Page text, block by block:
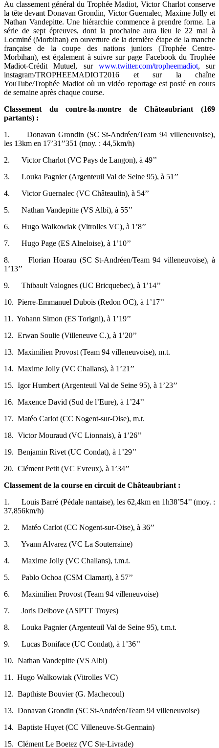
Au classement général du Trophée Madiot, Victor Charlot conserve
la tête devant Donavan Grondin, Victor Guernalec, Maxime Jolly et
Nathan Vandepitte. Une hiérarchie commence à prendre forme. La
série de sept épreuves, dont la prochaine aura lieu le 22 mai à
Locminé (Morbihan) en ouverture de la dernière étape de la manche
française de la coupe des nations juniors (Trophée Centre-
Morbihan), est également à suivre sur page Facebook du Trophée
Madiot-Crédit Mutuel, sur
www.twitter.com/tropheemadiot, sur
instagram/TROPHEEMADIOT2016 et sur la chaîne
YouTube/Trophée Madiot où un vidéo reportage est posté en cours
de semaine après chaque course.
Classement du contre-la-montre de Châteaubriant (169
partants) :
1.
Donavan Grondin (SC St-Andréen/Team 94 villeneuvoise),
les 13km en 17’31’’351 (moy. : 44,5km/h)
2.
Victor Charlot (VC Pays de Langon), à 49’’
3.
Louka Pagnier (Argenteuil Val de Seine 95), à 51’’
4.
Victor Guernalec (VC Châteaulin), à 54’’
5.
Nathan Vandepitte (VS Albi), à 55’’
6.
Hugo Walkowiak (Vitrolles VC), à 1’8’’
7.
Hugo Page (ES Alneloise), à 1’10’’
8.
Florian Hoarau (SC St-Andréen/Team 94 villeneuvoise), à
1’13’’
9.
Thibault Valognes (UC Bricquebec), à 1’14’’
10. Pierre-Emmanuel Dubois (Redon OC), à 1’17’’
11. Yohann Simon (ES Torigni), à 1’19’’
12. Erwan Soulie (Villeneuve C.), à 1’20’’
13. Maximilien Provost (Team 94 villeneuvoise), m.t.
14. Maxime Jolly (VC Challans), à 1’21’’
15. Igor Humbert (Argenteuil Val de Seine 95), à 1’23’’
16. Maxence David (Sud de l’Eure), à 1’24’’
17. Matéo Carlot (CC Nogent-sur-Oise), m.t.
18. Victor Mouraud (VC Lionnais), à 1’26’’
19. Benjamin Rivet (UC Condat), à 1’29’’
20. Clément Petit (VC Evreux), à 1’34’’
Classement de la course en circuit de Châteaubriant :
1.
Louis Barré (Pédale nantaise), les 62,4km en 1h38’54’’ (moy. :
37,856km/h)
2.
Matéo Carlot (CC Nogent-sur-Oise), à 36’’
3.
Yvann Alvarez (VC La Souterraine)
4.
Maxime Jolly (VC Challans), t.m.t.
5.
Pablo Ochoa (CSM Clamart), à 57’’
6.
Maximilien Provost (Team 94 villeneuvoise)
7.
Joris Delbove (ASPTT Troyes)
8.
Louka Pagnier (Argenteuil Val de Seine 95), t.m.t.
9.
Lucas Boniface (UC Condat), à 1’36’’
10. Nathan Vandepitte (VS Albi)
11. Hugo Walkowiak (Vitrolles VC)
12. Bapthiste Bouvier (G. Machecoul)
13. Donavan Grondin (SC St-Andréen/Team 94 villeneuvoise)
14. Baptiste Huyet (CC Villeneuve-St-Germain)
15. Clément Le Boetez (VC Ste-Livrade)